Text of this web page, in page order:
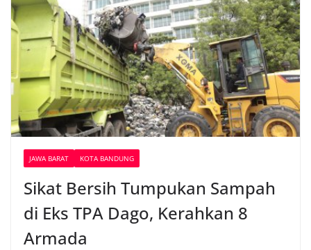
JAWA BARAT KOTA BANDUNG
Sikat Bersih Tumpukan Sampah
di Eks TPA Dago, Kerahkan 8
Armada